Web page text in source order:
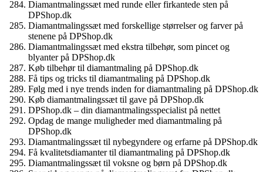
Diamantmalingssæt med runde eller firkantede sten på
DPShop.dk
Diamantmalingssæt med forskellige størrelser og farver på
stenene på DPShop.dk
Diamantmalingssæt med ekstra tilbehør, som pincet og
blyanter på DPShop.dk
Køb tilbehør til diamantmaling på DPShop.dk
Få tips og tricks til diamantmaling på DPShop.dk
Følg med i nye trends inden for diamantmaling på DPShop.dk
Køb diamantmalingssæt til gave på DPShop.dk
DPShop.dk – din diamantmalingsspecialist på nettet
Opdag de mange muligheder med diamantmaling på
DPShop.dk
Diamantmalingssæt til nybegyndere og erfarne på DPShop.dk
Få kvalitetsdiamanter til diamantmaling på DPShop.dk
Diamantmalingssæt til voksne og børn på DPShop.dk